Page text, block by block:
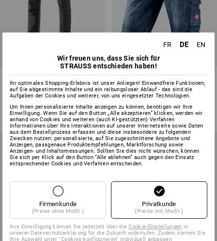
Winter Funktions Cargohose
e.s.dynashield
2 Farben
ab 83,88 €
(m. MwSt.) ab 10 Stück
e.s. Worker-Jeans-Short
4 Farben
ab 45,48 €
(m. MwSt.) ab 10 Stück
FR DE
EN
Wir freuen uns, dass Sie sich für
STRAUSS entschieden haben!
Ihr optimales Shopping-Erlebnis ist unser Anliegen! Einwandfreie Funktionen,
auf Sie abgestimmte Inhalte und ein reibungsloser Ablauf - das sind die
Aufgaben der Cookies und weiterer, von uns eingesetzter Technologien.
Um Ihnen personalisierte Inhalte anzeigen zu können, benötigen wir Ihre
Einwilligung. Wenn Sie auf den Button „Alle akzeptieren“ klicken, werden wir
anhand von Cookies und weiteren (auch KI-gestützten) Verfahren
Informationen über Ihre Interaktionen auf unserer Internetseite sowie Daten
aus dem Bestellprozess erfassen und diese insbesondere zu folgenden
Zwecken nutzen: personalisierte, auf Sie zugeschnittene Angebote und
Anzeigen, passgenaue Produktempfehlungen, Marktforschung sowie
Anzeigen- und Inhaltsmessungen. Sollten Sie dies nicht wünschen, können
Sie sich per Klick auf den Button “Alle ablehnen” auch gegen den Einsatz
entsprechender Cookies und Verfahren entscheiden.
Firmenkunde
(Preise ohne MwSt.)
Privatkunde
(Preise mit MwSt.)
Ihre Einwilligung können Sie jederzeit über dieCookie-Einstellungen in
unserer Datenschutzerklärung für die Zukunft widerrufen. Zudem können Sie
Ihre Auswahl unter "Cookies konfigurieren" individuell anpassen